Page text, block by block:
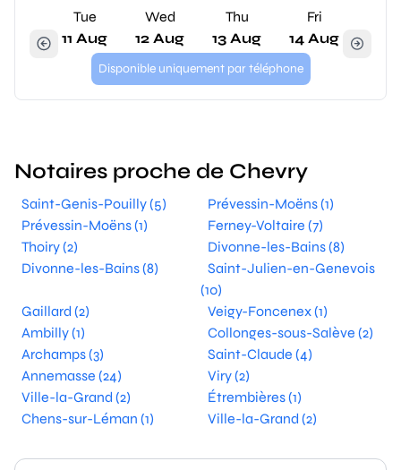
Tue
11 Aug
Wed
12 Aug
Thu
13 Aug
Fri
14 Aug
Disponible uniquement par téléphone
Notaires proche de Chevry
Saint-Genis-Pouilly (5)
Prévessin-Moëns (1)
Prévessin-Moëns (1)
Ferney-Voltaire (7)
Thoiry (2)
Divonne-les-Bains (8)
Divonne-les-Bains (8)
Saint-Julien-en-Genevois
(10)
Gaillard (2)
Veigy-Foncenex (1)
Ambilly (1)
Collonges-sous-Salève (2)
Archamps (3)
Saint-Claude (4)
Annemasse (24)
Viry (2)
Ville-la-Grand (2)
Étrembières (1)
Chens-sur-Léman (1)
Ville-la-Grand (2)